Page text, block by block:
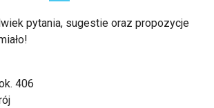
pytania, sugestie oraz propozycje
406